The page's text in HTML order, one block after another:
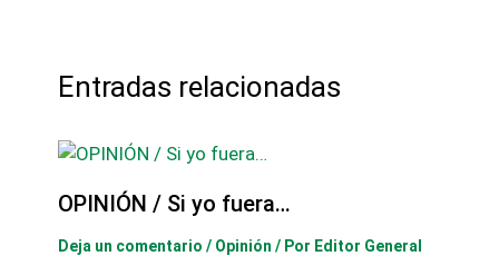
Entradas relacionadas
OPINIÓN / Si yo fuera…
Deja un comentario / Opinión / Por Editor General